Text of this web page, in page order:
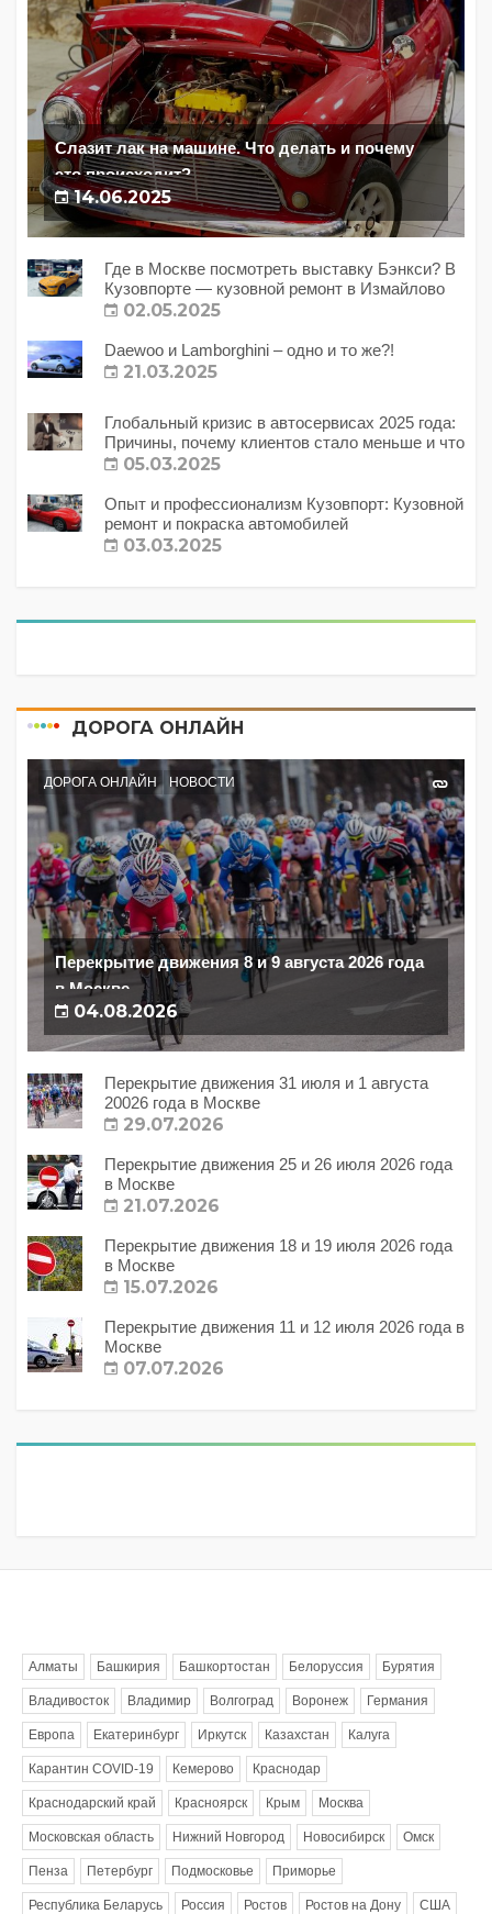
Слазит лак на машине. Что делать и почему
это происходит?
14.06.2025
Где в Москве посмотреть выставку Бэнкси? В
Кузовпорте — кузовной ремонт в Измайлово
02.05.2025
Daewoo и Lamborghini – одно и то же?!
21.03.2025
Глобальный кризис в автосервисах 2025 года:
Причины, почему клиентов стало меньше и что
с этим делать?
05.03.2025
Опыт и профессионализм Кузовпорт: Кузовной
ремонт и покраска автомобилей
03.03.2025
ДОРОГА ОНЛАЙН
ДОРОГА ОНЛАЙН НОВОСТИ
Перекрытие движения 8 и 9 августа 2026 года
в Москве
04.08.2026
Перекрытие движения 31 июля и 1 августа
20026 года в Москве
29.07.2026
Перекрытие движения 25 и 26 июля 2026 года
в Москве
21.07.2026
Перекрытие движения 18 и 19 июля 2026 года
в Москве
15.07.2026
Перекрытие движения 11 и 12 июля 2026 года в
Москве
07.07.2026
Алматы Башкирия Башкортостан Белоруссия Бурятия
Владивосток Владимир Волгоград Воронеж Германия
Европа Екатеринбург Иркутск Казахстан Калуга
Карантин COVID-19 Кемерово Краснодар
Краснодарский край Красноярск Крым Москва
Московская область Нижний Новгород Новосибирск Омск
Пенза Петербург Подмосковье Приморье
Республика Беларусь Россия Ростов Ростов на Дону США